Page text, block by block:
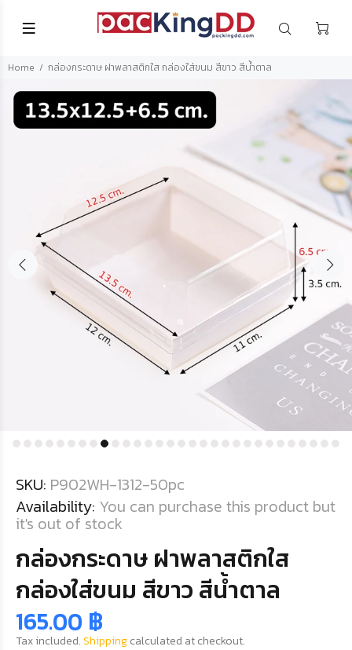
Home กล่องกระดาษ ฝาพลาสติกใส กล่องใส่ขนม สีขาว สีน้ำตาล
SKU: P902WH-1312-50pc
Availability: You can purchase this product but
it's out of stock
กล่องกระดาษ ฝาพลาสติกใส
กล่องใส่ขนม สีขาว สีน้ำตาล
165.00 ฿
Tax included.Shippingcalculated at checkout.